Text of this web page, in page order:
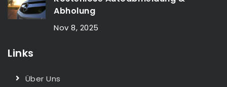
Abholung
Nov 8, 2025
Links
Über Uns